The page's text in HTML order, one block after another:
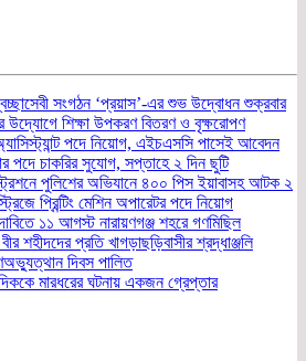
সংগঠন ‘প্রয়াস’-এর শুভ উদ্বোধন শুক্রবার
শিক্ষা উপকরণ বিতরণ ও বৃক্ষরোপণ
পদে নিয়োগ, এইচএসসি পাসেই আবেদন
পদে চাকরির সুযোগ, সপ্তাহে ২ দিন ছুটি
পুলিশের অভিযানে ৪০০ পিস ইয়াবাসহ আটক ২
প্রিন্টিং মেশিন অপারেটর পদে নিয়োগ
১১ আগস্ট নারায়ণগঞ্জ শহরে গণমিছিল
শহীদদের প্রতি খাগড়াছড়িবাসীর শ্রদ্ধাঞ্জলি
দিবস পালিত
মারধরের ঘটনায় একজন গ্রেপ্তার